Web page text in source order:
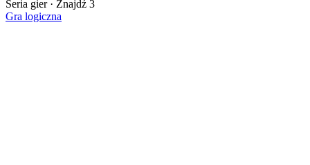
Seria gier · Znajdź 3
Gra logiczna